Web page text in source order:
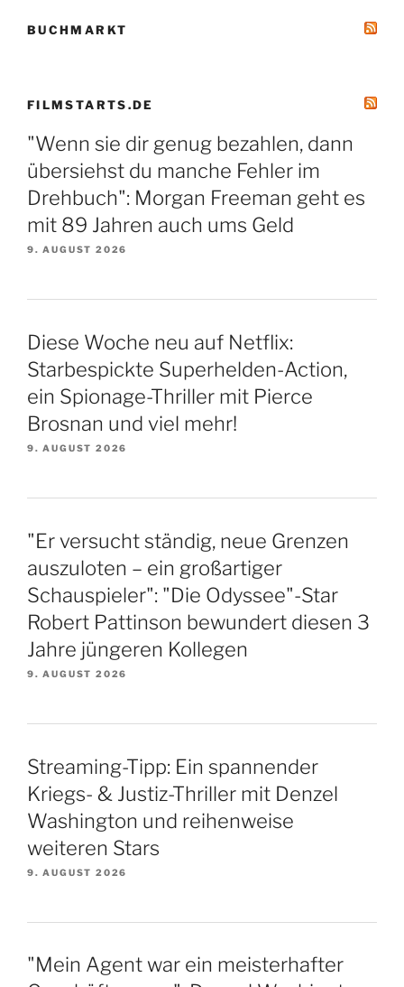
BUCHMARKT
FILMSTARTS.DE
"Wenn sie dir genug bezahlen, dann
übersiehst du manche Fehler im
Drehbuch": Morgan Freeman geht es
mit 89 Jahren auch ums Geld
9. AUGUST 2026
Diese Woche neu auf Netflix:
Starbespickte Superhelden-Action,
ein Spionage-Thriller mit Pierce
Brosnan und viel mehr!
9. AUGUST 2026
"Er versucht ständig, neue Grenzen
auszuloten – ein großartiger
Schauspieler": "Die Odyssee"-Star
Robert Pattinson bewundert diesen 3
Jahre jüngeren Kollegen
9. AUGUST 2026
Streaming-Tipp: Ein spannender
Kriegs- & Justiz-Thriller mit Denzel
Washington und reihenweise
weiteren Stars
9. AUGUST 2026
"Mein Agent war ein meisterhafter